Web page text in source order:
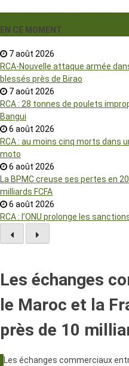
EN CE MOMENT
7 août 2026
RCA-Nouvelle attaque armée
blessés près de Birao
7 août 2026
RCA : 28 tonnes de poulets
Bangui
6 août 2026
RCA : au moins cinq morts dans
moto
6 août 2026
La BPMC creuse ses pertes en
milliards FCFA
6 août 2026
RCA : l’ONU prolonge les
Les échanges
le Maroc et la
près de 10
Les échanges commerciaux